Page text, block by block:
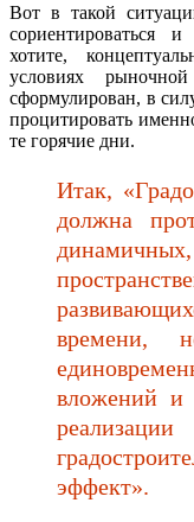
Вот в такой
сориентироваться
хотите,
условиях
сформулирован, в
процитировать
те горячие дни.
Итак,
должна
времени,
вложений и
эффект».